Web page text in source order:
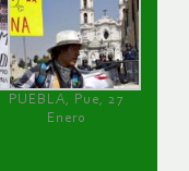
PUEBLA, Pue, 27
Enero